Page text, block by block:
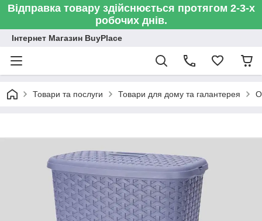
Відправка товару здійснюється протягом 2-3-х
робочих днів.
Інтернет Магазин BuyPlace
Товари та послуги Товари для дому та галантерея